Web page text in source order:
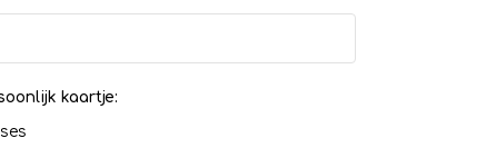
kaartje: